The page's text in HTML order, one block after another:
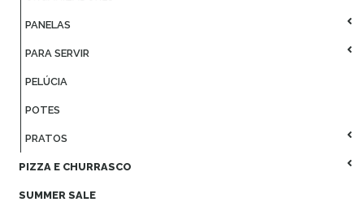
PANELAS
PARA SERVIR
PELÚCIA
POTES
PRATOS
PIZZA E CHURRASCO
SUMMER SALE